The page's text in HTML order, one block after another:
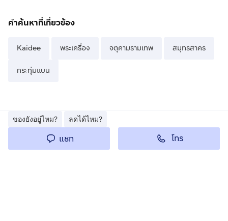
คำค้นหาที่เกี่ยวข้อง
Kaidee พระเครื่อง จตุคามรามเทพ สมุทรสาคร
กระทุ่มแบน
ของยังอยู่ไหม? ลดได้ไหม?
แชท โทร